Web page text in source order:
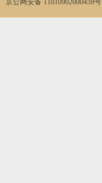
京公网安备 11010902000459号